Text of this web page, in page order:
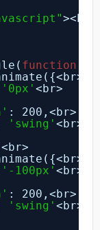
><br>
function
'0px' <br>
: 200,<br>
'swing' <br>
'-100px' <br>
: 200,<br>
'swing' <br>